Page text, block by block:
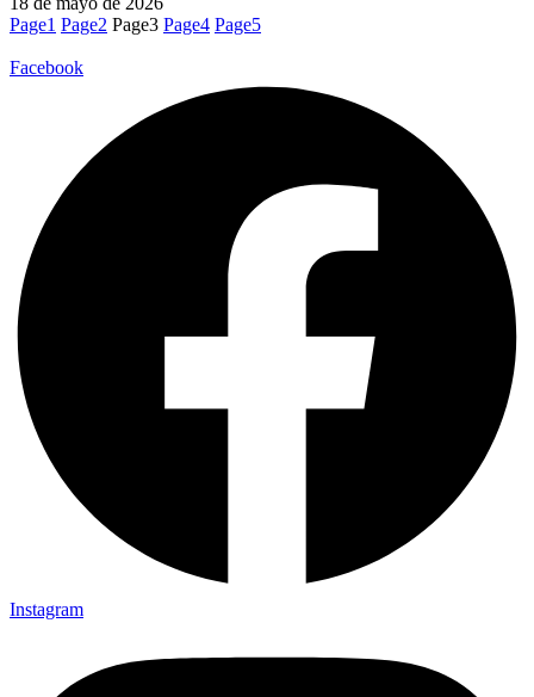
Page1 Page2 Page3 Page4 Page5
Facebook
Instagram